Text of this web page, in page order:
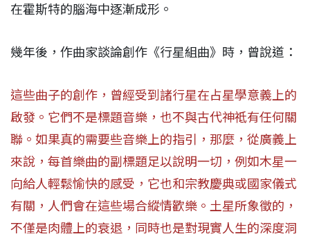
在霍斯特的腦海中逐漸成形。
幾年後，作曲家談論創作《行星組曲》時，曾說道：
這些曲子的創作，曾經受到諸行星在占星學意義上的
啟發。它們不是標題音樂，也不與古代神祗有任何關
聯。如果真的需要些音樂上的指引，那麼，從廣義上
來說，每首樂曲的副標題足以說明一切，例如木星一
向給人輕鬆愉快的感受，它也和宗教慶典或國家儀式
有關，人們會在這些場合縱情歡樂。土星所象徵的，
不僅是肉體上的衰退，同時也是對現實人生的深度洞